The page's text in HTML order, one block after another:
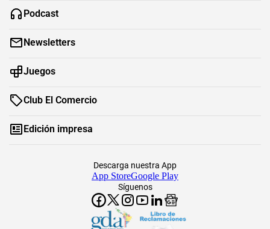
Podcast
Newsletters
Juegos
Club El Comercio
Edición impresa
Síguenos
Descarga nuestra App
App StoreGoogle Play